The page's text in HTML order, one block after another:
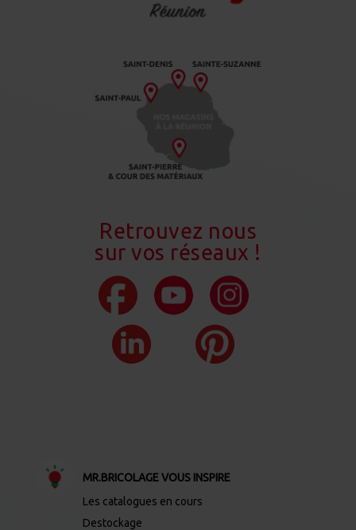
Retrouvez nous
sur vos réseaux !
MR.BRICOLAGE VOUS INSPIRE
Les catalogues en cours
Destockage